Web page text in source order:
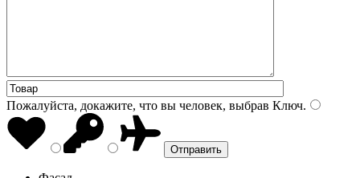
Пожалуйста, докажите, что вы человек, выбрав Ключ.